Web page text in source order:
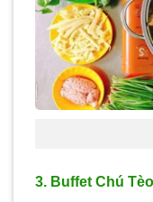
3. Buffet Chú Tèo